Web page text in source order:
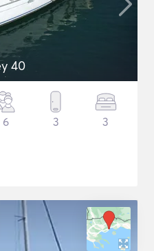
40
6 3 3